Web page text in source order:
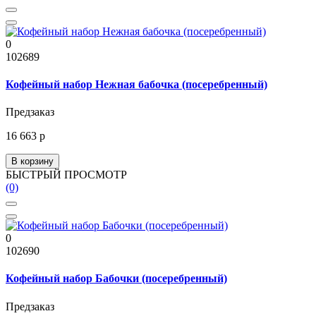
0
102689
Кофейный набор Нежная бабочка (посеребренный)
Предзаказ
16 663 р
В корзину
БЫСТРЫЙ ПРОСМОТР
(0)
0
102690
Кофейный набор Бабочки (посеребренный)
Предзаказ